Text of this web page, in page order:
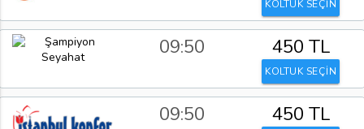
KOLTUK SEÇİN
09:50 450 TL
KOLTUK SEÇİN
09:50 450 TL